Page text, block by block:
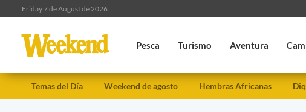
Friday 7 de August de 2026
Pesca Turismo Aventura
Temas del Día Weekend de agosto Hembras Africanas